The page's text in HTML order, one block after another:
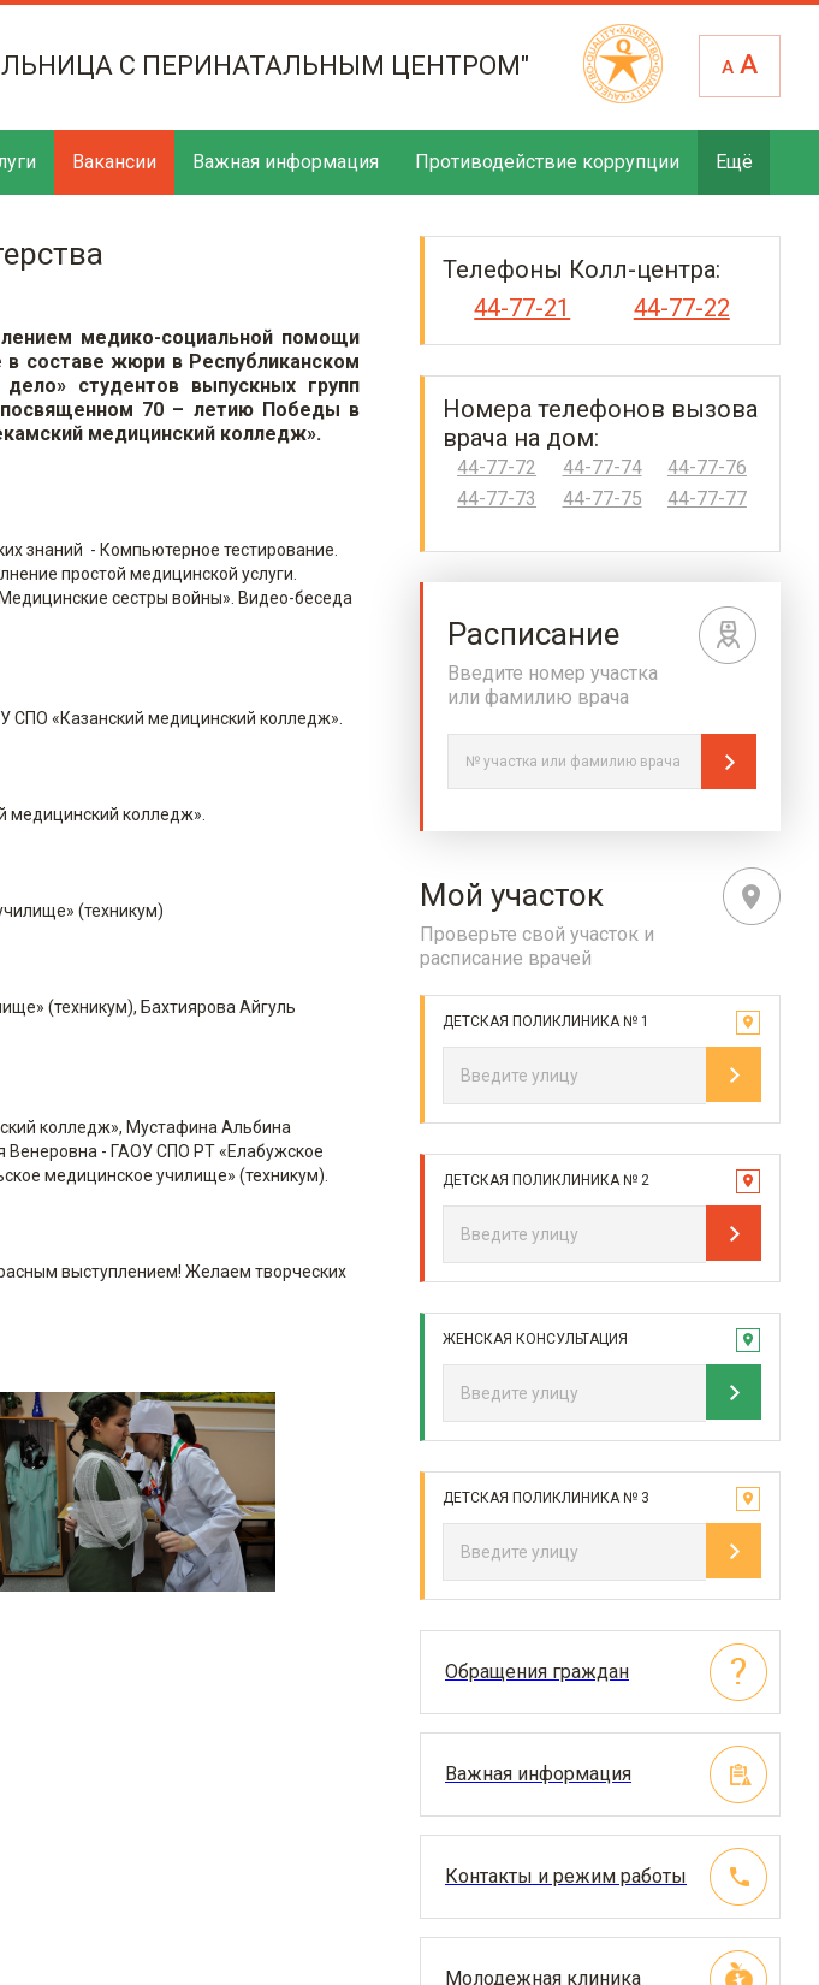
С ПЕРИНАТАЛЬНЫМ ЦЕНТРОМ" А А
Вакансии Важная информация Противодействие коррупции Ещё
медико-социальной помощи
составе жюри в Республиканском
студентов выпускных групп
посвященном 70 – летию Победы в
медицинский колледж».
знаний - Компьютерное тестирование.
простой медицинской услуги.
сестры войны». Видео-беседа
СПО «Казанский медицинский колледж».
медицинский колледж».
(техникум)
(техникум), Бахтиярова Айгуль
колледж», Мустафина Альбина
Венеровна - ГАОУ СПО РТ «Елабужское
медицинское училище» (техникум).
выступлением! Желаем творческих
Телефоны Колл-центра:
44-77-21
44-77-22
Номера телефонов вызова
врача на дом:
44-77-72
44-77-73
44-77-74
44-77-75
44-77-76
44-77-77
Расписание
Введите номер участка
или фамилию врача
Мой участок
Проверьте свой участок и
расписание врачей
ДЕТСКАЯ ПОЛИКЛИНИКА № 1
ДЕТСКАЯ ПОЛИКЛИНИКА № 2
ЖЕНСКАЯ КОНСУЛЬТАЦИЯ
ДЕТСКАЯ ПОЛИКЛИНИКА № 3
Обращения граждан
Важная информация
Контакты и режим работы
Молодежная клиника